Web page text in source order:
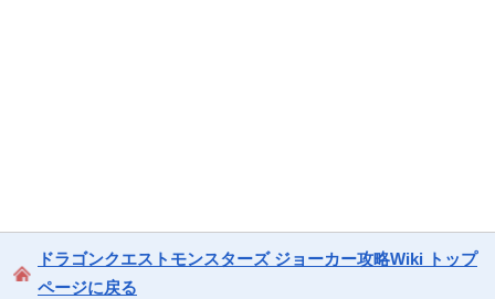
ドラゴンクエストモンスターズ ジョーカー攻略Wiki トップ
ページに戻る